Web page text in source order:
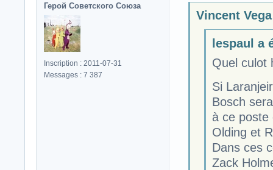
Герой Советского Союза
Inscription : 2011-07-31
Messages : 7 387
Vincent
lespaul a
Quel culot
Si
Bosch
à ce
Olding et
Dans ces
Zack